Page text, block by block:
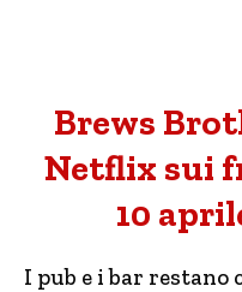
Brews
Netflix sui
10
I pub e i bar